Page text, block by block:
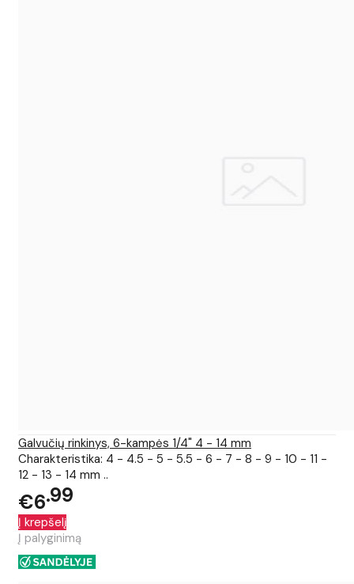
Galvučių rinkinys, 6-kampės 1/4" 4 - 14 mm
Charakteristika: 4 - 4.5 - 5 - 5.5 - 6 - 7 - 8 - 9 - 10 - 11 -
12 - 13 - 14 mm ..
€6 99
Į krepšelį
Į palyginimą